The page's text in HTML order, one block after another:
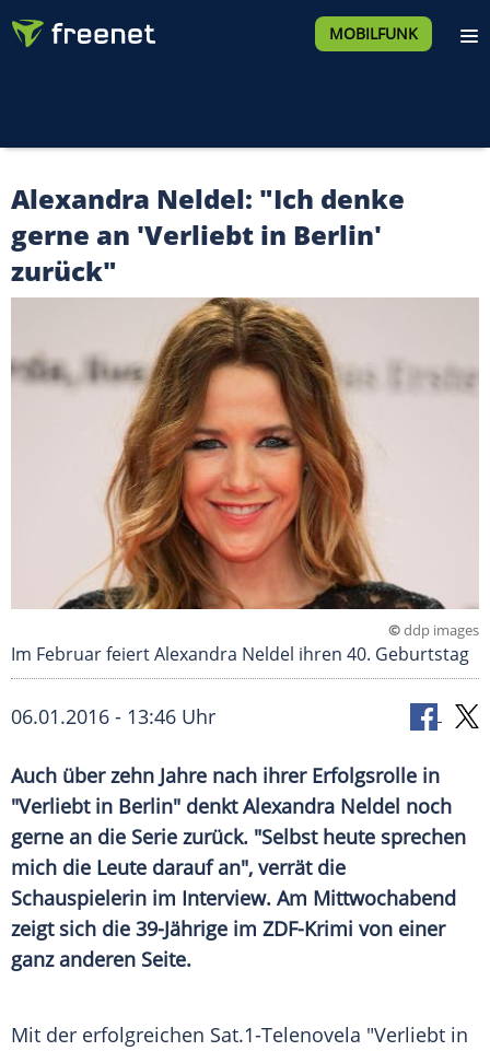
MOBILFUNK
Alexandra Neldel: "Ich denke
gerne an 'Verliebt in Berlin'
zurück"
©ddp images
Im Februar feiert Alexandra Neldel ihren 40. Geburtstag
06.01.2016 - 13:46 Uhr
Auch über zehn Jahre nach ihrer Erfolgsrolle in
"Verliebt in Berlin" denkt Alexandra Neldel noch
gerne an die Serie zurück. "Selbst heute sprechen
mich die Leute darauf an", verrät die
Schauspielerin im Interview. Am Mittwochabend
zeigt sich die 39-Jährige im ZDF-Krimi von einer
ganz anderen Seite.
Mit der erfolgreichen Sat.1-Telenovela "Verliebt in